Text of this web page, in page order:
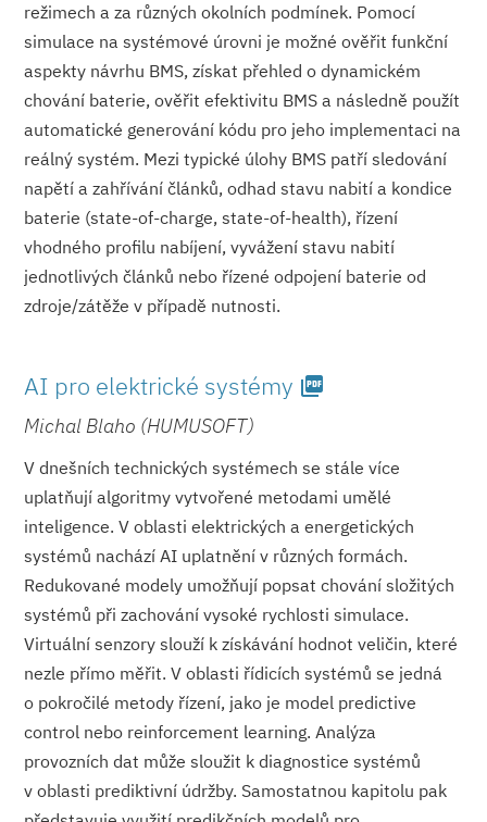
režimech a za různých okolních podmínek. Pomocí
simulace na systémové úrovni je možné ověřit funkční
aspekty návrhu BMS, získat přehled o dynamickém
chování baterie, ověřit efektivitu BMS a následně použít
automatické generování kódu pro jeho implementaci na
reálný systém. Mezi typické úlohy BMS patří sledování
napětí a zahřívání článků, odhad stavu nabití a kondice
baterie (state-of-charge, state-of-health), řízení
vhodného profilu nabíjení, vyvážení stavu nabití
jednotlivých článků nebo řízené odpojení baterie od
zdroje/zátěže v případě nutnosti.
AI pro elektrické systémy picture_as_pdf
Michal Blaho (HUMUSOFT)
V dnešních technických systémech se stále více
uplatňují algoritmy vytvořené metodami umělé
inteligence. V oblasti elektrických a energetických
systémů nachází AI uplatnění v různých formách.
Redukované modely umožňují popsat chování složitých
systémů při zachování vysoké rychlosti simulace.
Virtuální senzory slouží k získávání hodnot veličin, které
nezle přímo měřit. V oblasti řídicích systémů se jedná
o pokročilé metody řízení, jako je model predictive
control nebo reinforcement learning. Analýza
provozních dat může sloužit k diagnostice systémů
v oblasti prediktivní údržby. Samostatnou kapitolu pak